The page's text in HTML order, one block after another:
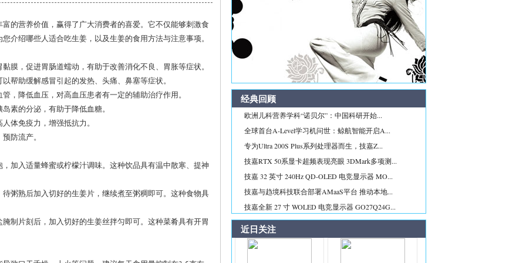
的营养价值，赢得了广大消费者的喜爱。它不仅能够刺激食
介绍哪些人适合吃生姜，以及生姜的食用方法与注意事项。
膜，促进胃肠道蠕动，有助于改善消化不良、胃胀等症状。
帮助缓解感冒引起的发热、头痛、鼻塞等症状。
，降低血压，对高血压患者有一定的辅助治疗作用。
素的分泌，有助于降低血糖。
体免疫力，增强抵抗力。
防流产。
加入适量蜂蜜或柠檬汁调味。这种饮品具有温中散寒、提神
粥熟后加入切好的生姜片，继续煮至粥稠即可。这种食物具
制片刻后，加入切好的生姜丝拌匀即可。这种菜肴具有开胃
经典回顾
欧洲儿科营养学科“诺贝尔”：中国科研开始...
全球首台A-Level学习机问世：鲸航智能开启A...
专为Ultra 200S Plus系列处理器而生，技嘉Z...
技嘉RTX 50系显卡超频表现亮眼 3DMark多项测...
技嘉 32 英寸 240Hz QD-OLED 电竞显示器 MO...
技嘉与趋境科技联合部署AMaaS平台 推动本地...
技嘉全新 27 寸 WOLED 电竞显示器 GO27Q24G...
近日关注